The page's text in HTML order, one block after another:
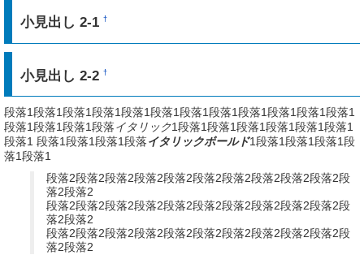
小見出し 2-1†
小見出し 2-2†
段落1段落1段落1段落1段落1段落1段落1段落1段落1段落1段落1段落1
段落1段落1段落1段落イタリック1段落1段落1段落1段落1段落1段落1
段落1 段落1段落1段落1段落イタリックボールド1段落1段落1段落1段
落1段落1
段落2段落2段落2段落2段落2段落2段落2段落2段落2段落2段
落2段落2
段落2段落2段落2段落2段落2段落2段落2段落2段落2段落2段
落2段落2
段落2段落2段落2段落2段落2段落2段落2段落2段落2段落2段
落2段落2